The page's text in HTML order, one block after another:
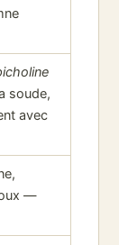
soude,
avec
—